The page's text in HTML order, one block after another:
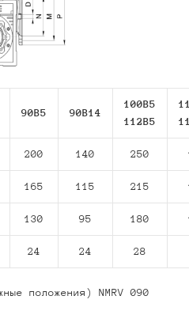
90В5 90В14
100B5
112В5
200 140 250
165 115 215
130 95 180
24 24 28
положения) NMRV 090